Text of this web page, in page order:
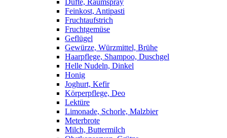
Düfte, Raumspray
Feinkost, Antipasti
Fruchtaufstrich
Fruchtgemüse
Geflügel
Gewürze, Würzmittel, Brühe
Haarpflege, Shampoo, Duschgel
Helle Nudeln, Dinkel
Honig
Joghurt, Kefir
Körperpflege, Deo
Lektüre
Limonade, Schorle, Malzbier
Meterbrote
Milch, Buttermilch